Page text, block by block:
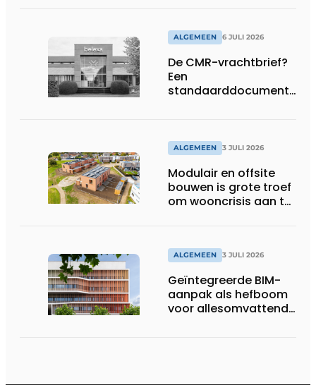
ALGEMEEN 6 JULI 2026
De CMR-vrachtbrief?
Een
standaarddocument
ALGEMEEN 3 JULI 2026
Modulair en offsite
bouwen is grote troef
om wooncrisis aan te
ALGEMEEN 3 JULI 2026
Geïntegreerde BIM-
aanpak als hefboom
voor allesomvattende